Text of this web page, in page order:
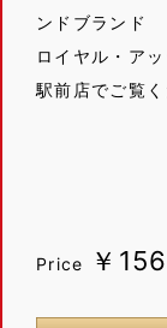
ンドブランド
ロイヤル・ア
駅前店でご覧く
Price ￥